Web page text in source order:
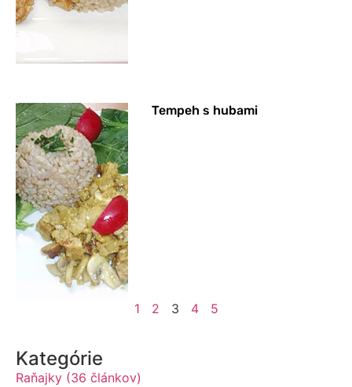
Tempeh s hubami
1 2 3 4 5
Kategórie
Raňajky (36 článkov)